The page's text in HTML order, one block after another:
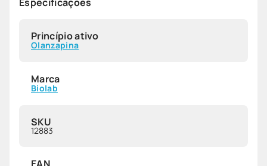
Princípio ativo
Olanzapina
Marca
Biolab
SKU
12883